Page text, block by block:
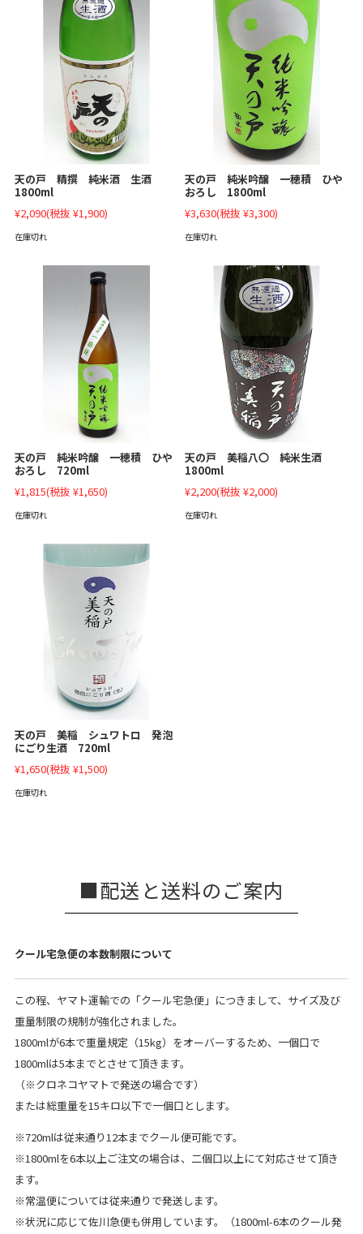
天の戸 精撰 純米酒 生酒
1800ml
¥2,090(税抜 ¥1,900)
在庫切れ
天の戸 純米吟醸 一穂積 ひや
おろし 1800ml
¥3,630(税抜 ¥3,300)
在庫切れ
天の戸 純米吟醸 一穂積 ひや
おろし 720ml
¥1,815(税抜 ¥1,650)
在庫切れ
天の戸 美稲八〇 純米生酒
1800ml
¥2,200(税抜 ¥2,000)
在庫切れ
天の戸 美稲 シュワトロ 発泡
にごり生酒 720ml
¥1,650(税抜 ¥1,500)
在庫切れ
配送と送料のご案内
クール宅急便の本数制限について
この程、ヤマト運輸での「クール宅急便」につきまして、サイズ及び
重量制限の規制が強化されました。
1800mlが6本で重量規定（15kg）をオーバーするため、一個口で
1800mlは5本までとさせて頂きます。
（※クロネコヤマトで発送の場合です）
または総重量を15キロ以下で一個口とします。
※720mlは従来通り12本までクール便可能です。
※1800mlを6本以上ご注文の場合は、二個口以上にて対応させて頂き
ます。
※常温便については従来通りで発送します。
※状況に応じて佐川急便も併用しています。（1800ml-6本のクール発